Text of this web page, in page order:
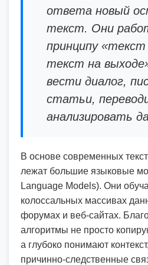
ответа новый
текст. Они
принципу
текст на
вести диалог,
статьи,
анализировать
В основе современных
лежат большие языковые
Language Models). Они
колоссальных массивах
форумах и веб-сайтах.
алгоритмы не просто
а глубоко понимают
причинно-следственные